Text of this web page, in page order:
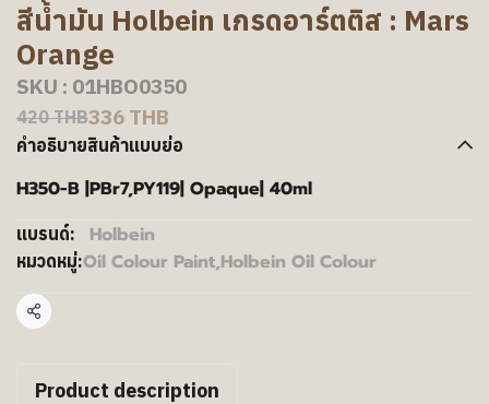
สีน้ำมัน Holbein เกรดอาร์ตติส : Mars
Orange
SKU : 01HBO0350
420 THB336 THB
คำอธิบายสินค้าแบบย่อ
H350-B |PBr7,PY119| Opaque| 40ml
แบรนด์: Holbein
หมวดหมู่:Oil Colour Paint,Holbein Oil Colour
แชร์
Product description